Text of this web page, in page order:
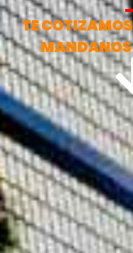
TE
MANDANOS